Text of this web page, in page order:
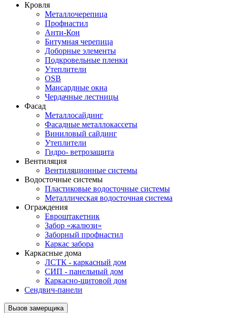
Кровля
Металлочерепица
Профнастил
Анти-Кон
Битумная черепица
Доборные элементы
Подкровельные пленки
Утеплители
OSB
Мансардные окна
Чердачные лестницы
Фасад
Металлосайдинг
Фасадные металлокассеты
Виниловый сайдинг
Утеплители
Гидро- ветрозащита
Вентиляция
Вентиляционные системы
Водосточные системы
Пластиковые водосточные системы
Металлическая водосточная система
Ограждения
Евроштакетник
Забор «жалюзи»
Заборный профнастил
Каркас забора
Каркасные дома
ЛСТК - каркасный дом
СИП - панельный дом
Каркасно-щитовой дом
Сендвич-панели
Вызов замерщика